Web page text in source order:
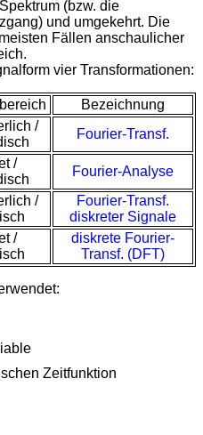
(bzw. die
und umgekehrt. Die
Fällen anschaulicher
vier Transformationen:
Bezeichnung
/
Fourier-Transf.
/
Fourier-Analyse
/
Fourier-Transf.
diskreter Signale
/
diskrete Fourier-
Transf. (DFT)
Zeitfunktion